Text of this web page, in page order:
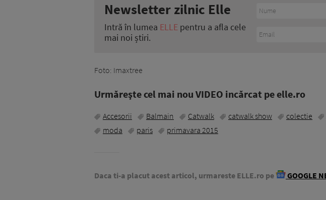
Newsletter zilnic Elle
Intră în lumea ELLE pentru a afla cele
mai noi știri.
Foto: Imaxtree
Urmăreşte cel mai nou VIDEO incărcat pe elle.ro
Accesorii Balmain Catwalk catwalk show colectie
moda
paris primavara 2015
Daca ti-a placut acest articol, urmareste ELLE.ro pe GOOGLE